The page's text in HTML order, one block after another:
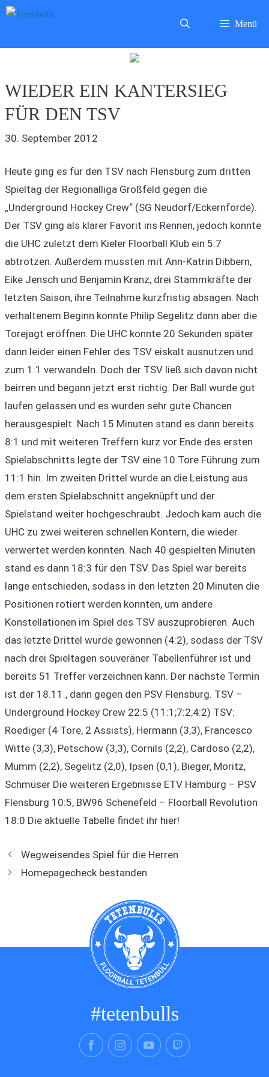
Zum
Menü
WIEDER EIN KANTERSIEG
FÜR DEN TSV
30. September 2012
Heute ging es für den TSV nach Flensburg zum dritten
Spieltag der Regionalliga Großfeld gegen die
„Underground Hockey Crew“ (SG Neudorf/Eckernförde).
Der TSV ging als klarer Favorit ins Rennen, jedoch konnte
die UHC zuletzt dem Kieler Floorball Klub ein 5:7
abtrotzen. Außerdem mussten mit Ann-Katrin Dibbern,
Eike Jensch und Benjamin Kranz, drei Stammkräfte der
letzten Saison, ihre Teilnahme kurzfristig absagen. Nach
verhaltenem Beginn konnte Philip Segelitz dann aber die
Torejagt eröffnen. Die UHC konnte 20 Sekunden später
dann leider einen Fehler des TSV eiskalt ausnutzen und
zum 1:1 verwandeln. Doch der TSV ließ sich davon nicht
beirren und begann jetzt erst richtig. Der Ball wurde gut
laufen gelassen und es wurden sehr gute Chancen
herausgespielt. Nach 15 Minuten stand es dann bereits
8:1 und mit weiteren Treffern kurz vor Ende des ersten
Spielabschnitts legte der TSV eine 10 Tore Führung zum
11:1 hin. Im zweiten Drittel wurde an die Leistung aus
dem ersten Spielabschnitt angeknüpft und der
Spielstand weiter hochgeschraubt. Jedoch kam auch die
UHC zu zwei weiteren schnellen Kontern, die wieder
verwertet werden konnten. Nach 40 gespielten Minuten
stand es dann 18:3 für den TSV. Das Spiel war bereits
lange entschieden, sodass in den letzten 20 Minuten die
Positionen rotiert werden konnten, um andere
Konstellationen im Spiel des TSV auszuprobieren. Auch
das letzte Drittel wurde gewonnen (4:2), sodass der TSV
nach drei Spieltagen souveräner Tabellenführer ist und
bereits 51 Treffer verzeichnen kann. Der nächste Termin
ist der 18.11., dann gegen den PSV Flensburg. TSV –
Underground Hockey Crew 22:5 (11:1;7:2;4:2) TSV:
Roediger (4 Tore, 2 Assists), Hermann (3,3), Francesco
Witte (3,3), Petschow (3,3), Cornils (2,2), Cardoso (2,2),
Mumm (2,2), Segelitz (2,0), Ipsen (0,1), Bieger, Moritz,
Schmüser Die weiteren Ergebnisse ETV Hamburg – PSV
Flensburg 10:5, BW96 Schenefeld – Floorball Revolution
18:0 Die aktuelle Tabelle findet ihr hier!
Wegweisendes Spiel für die Herren
Homepagecheck bestanden
#tetenbulls